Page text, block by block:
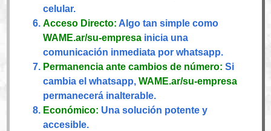
celular.
Acceso Directo: Algo tan simple como
WAME.ar/su-empresa inicia una
comunicación inmediata por whatsapp.
Permanencia ante cambios de número: Si
cambia el whatsapp, WAME.ar/su-empresa
permanecerá inalterable.
Económico: Una solución potente y
accesible.